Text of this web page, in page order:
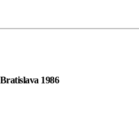
1986